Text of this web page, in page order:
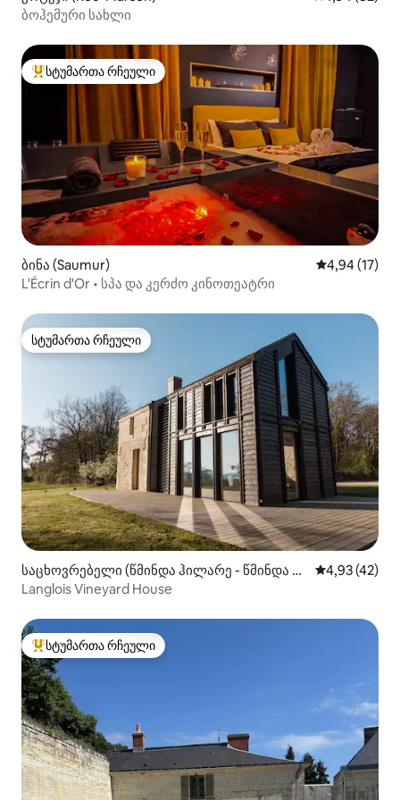
ბოჰემური სახლი
სტუმართა რჩეული მოწინავე ვარიანტი
სტუმართა რჩეული
ბინა (Saumur) საშუალო
4,94 (17)
L'Écrin d'Or • სპა და კერძო კინოთეატრი
სტუმართა რჩეული
სტუმართა რჩეული
საცხოვრებელი (წმინდა ჰილარე - წმინდა სა
ფლორეთი)
საშუალო
4,93 (42)
Langlois Vineyard House
სტუმართა რჩეული მოწინავე ვარიანტი
სტუმართა რჩეული